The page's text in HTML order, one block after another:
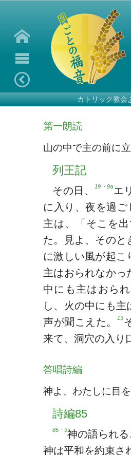
カトリック教会
第一朗読
山の中で主の前に立
列王記
その日、19・9aエ
に入り、夜を過ご
主は、「そこを
た。見よ、そのと
に激しい風が起こ
主はおられなかっ
中にも主はおら
し、火の中にも主
声が聞こえた。
13
来て、洞穴の入り
答唱詩編
神よ、わたしに目
詩編85
85・9神の語られる
神は平和を約束さ